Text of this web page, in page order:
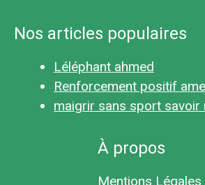
Nos articles populaires
Léléphant ahmed
Renforcement positif
maigrir sans sport savoir
À propos
Mentions Légales